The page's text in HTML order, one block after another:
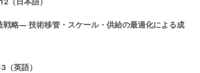
戦略― 技術移管・スケール・供給の最適化による成
英語）